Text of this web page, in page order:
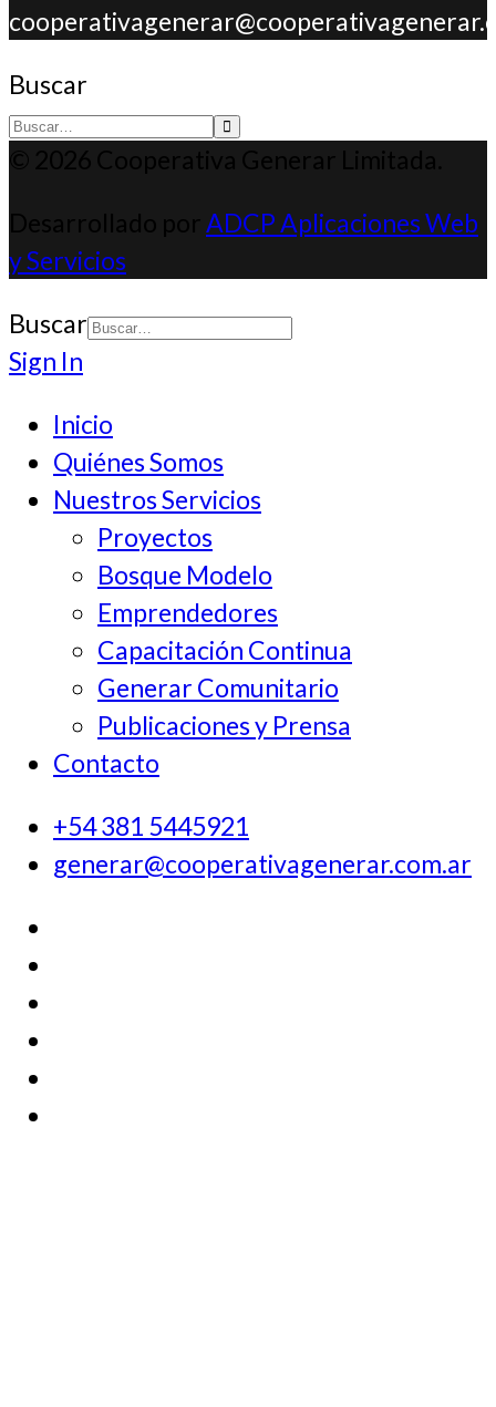
Buscar
ADCP Aplicaciones Web
y Servicios
Buscar
results.
Sign In
Inicio
Quiénes Somos
Nuestros Servicios
Proyectos
Bosque Modelo
Emprendedores
Capacitación Continua
Generar Comunitario
Publicaciones y Prensa
Contacto
+54 381 5445921
generar@cooperativagenerar.com.ar